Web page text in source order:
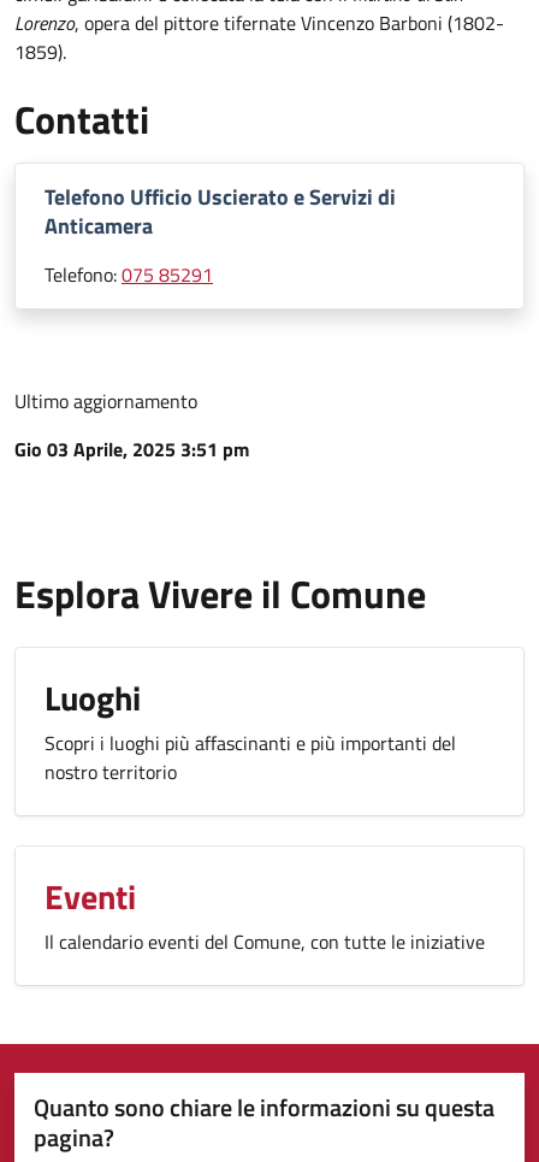
Lorenzo, opera del pittore tifernate Vincenzo Barboni (1802-
1859).
Contatti
Telefono Ufficio Uscierato e Servizi di
Anticamera
Telefono:075 85291
Ultimo aggiornamento
Gio 03 Aprile, 2025 3:51 pm
Esplora Vivere il Comune
Luoghi
Scopri i luoghi più affascinanti e più importanti del
nostro territorio
Eventi
Il calendario eventi del Comune, con tutte le iniziative
Quanto sono chiare le informazioni su questa
pagina?